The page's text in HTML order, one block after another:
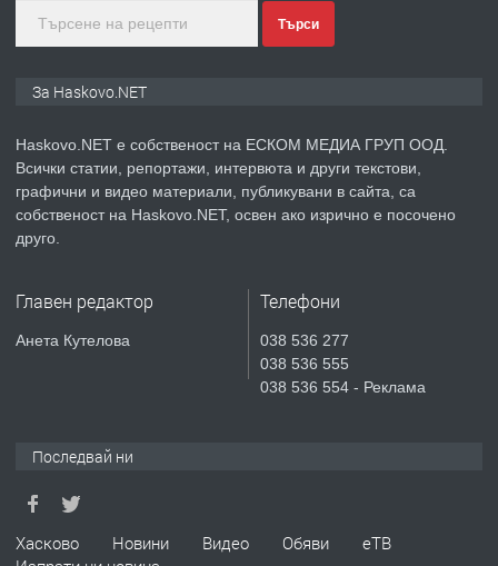
преди 4 дни
ПРЕДЛАГА
Продавам парцел в гр. Хасково кв.
СГЛОБЯВАНЕ НА МЕБЕЛИ.
апартамент под наем в кв.
Търси
За Haskovo.NET
Haskovo.NET е собственост на ЕСКОМ МЕДИА ГРУП ООД.
Всички статии, репортажи, интервюта и други текстови,
графични и видео материали, публикувани в сайта, са
собственост на Haskovo.NET, освен ако изрично е посочено
друго.
Главен редактор
Анета Кутелова
Телефони
038 536 277
038 536 555
038 536 554 - Реклама
Последвай ни
Хасково Новини Видео Обяви
еТВ